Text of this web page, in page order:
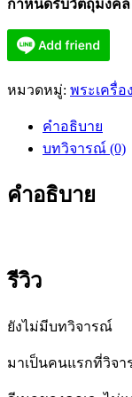
กำหนดรับวัตถุมงคล
หมวดหมู่: พระเครื่อ
คำอธิบาย
บทวิจารณ์ (0)
คำอธิบาย
รีวิว
ยังไม่มีบทวิจารณ์
มาเป็นคนแรกที่วิจา